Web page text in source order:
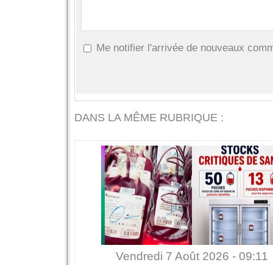
Me notifier l'arrivée de nouveaux
DANS LA MÊME RUBRIQUE :
Vendredi 7 Août 2026 - 09:11